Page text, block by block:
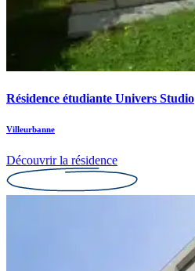
Résidence étudiante Univers Studio
Villeurbanne
Découvrir la résidence